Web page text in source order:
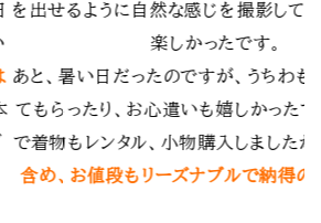
分たちではなかなか撮れない乳児の笑
情を逃さず撮影していただき、とても
す。何度も訪れたことのある神社でした
も留めなかった構図で撮影していただ
ラマンの経験と技術の素晴らしさを実感
敵な思い出を残していただき、ありがと